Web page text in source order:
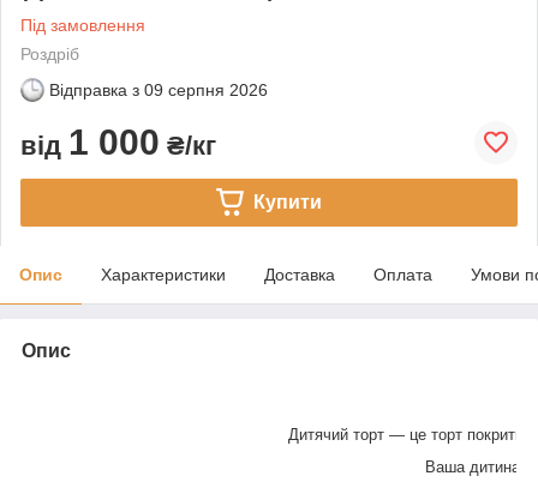
Під замовлення
Роздріб
Відправка з 09 серпня 2026
від 1 000 ₴/кг
Купити
Опис Характеристики Доставка Оплата Умови
Опис
Дитячий торт — це торт
Ваша дитина